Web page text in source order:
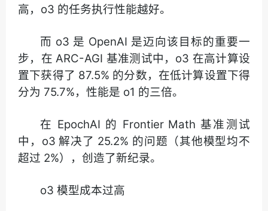
高，o3 的任务执行性能越好。
而 o3 是 OpenAI 是迈向该目标的重要一
步，在 ARC-AGI 基准测试中，o3 在高计算设
置下获得了 87.5% 的分数，在低计算设置下得
分为 75.7%，性能是 o1 的三倍。
在 EpochAI 的 Frontier Math 基准测试
中，o3 解决了 25.2% 的问题（其他模型均不
超过 2%），创造了新纪录。
o3 模型成本过高